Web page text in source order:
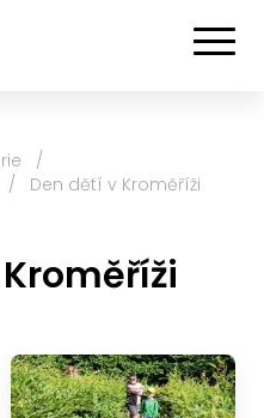
/
/ Den dětí v Kroměříži